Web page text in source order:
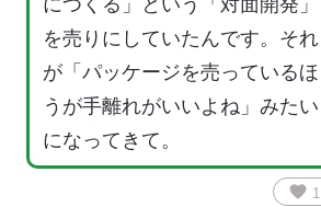
につくる」という「対面開発」
を売りにしていたんです。それ
が「パッケージを売っているほ
うが手離れがいいよね」みたい
になってきて。
favorite 1